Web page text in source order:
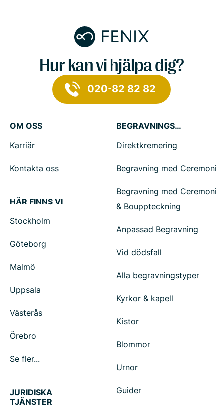
Hur kan vi hjälpa dig?
020-82 82 82
OM OSS
Karriär
Kontakta oss
HÄR FINNS VI
Stockholm
Göteborg
Malmö
Uppsala
Västerås
Örebro
Se fler...
BEGRAVNINGSTJÄNSTER
Direktkremering
Begravning med Ceremoni
Begravning med Ceremoni
& Bouppteckning
Anpassad Begravning
Vid dödsfall
Alla begravningstyper
Kyrkor & kapell
Kistor
Blommor
Urnor
Guider
JURIDISKA
TJÄNSTER